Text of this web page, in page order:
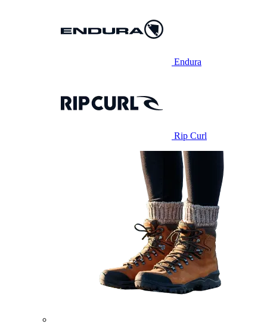
Endura
Rip Curl